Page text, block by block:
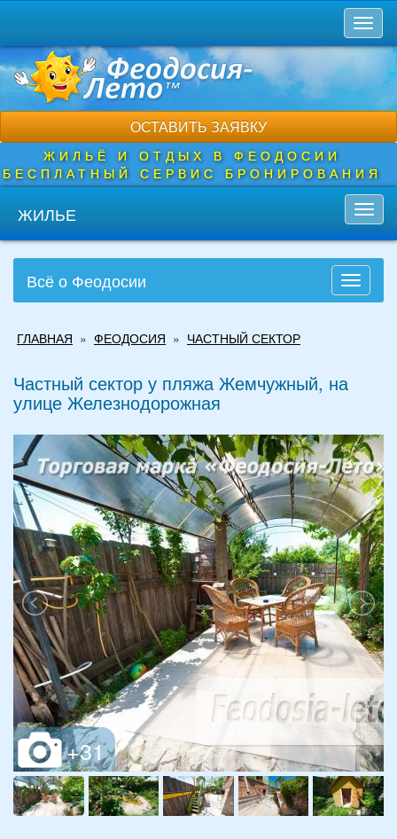
основному
содержанию
ОСТАВИТЬ ЗАЯВКУ
ЖИЛЬЁ И ОТДЫХ В ФЕОДОСИИ
БЕСПЛАТНЫЙ СЕРВИС БРОНИРОВАНИЯ
ЖИЛЬЕ
Toggle
Всё о Феодосии
здесь
ГЛАВНАЯ » ФЕОДОСИЯ » ЧАСТНЫЙ СЕКТОР
Частный сектор у пляжа Жемчужный, на
улице Железнодорожная